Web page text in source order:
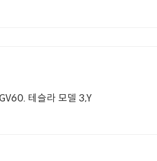
테슬라 모델 3,Y